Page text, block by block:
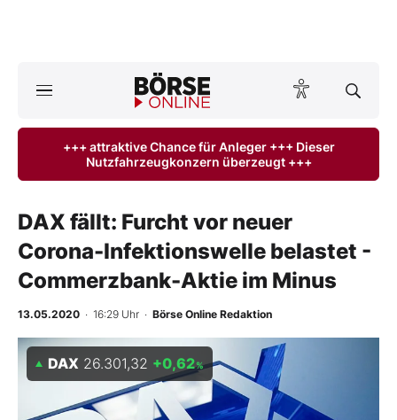
ktuelle Ausgabe BÖRSE ONLINE lesen
Anlageprodukte
Finanz-Check
BO-Musterdepots
Experten
+++ attraktive Chance für Anleger +++ Dieser
Nutzfahrzeugkonzern überzeugt +++
DAX fällt: Furcht vor neuer
Corona-Infektionswelle belastet -
Commerzbank-Aktie im Minus
13.05.2020 · 16:29 Uhr · Börse Online Redaktion
DAX 26.301,32 +0,62%